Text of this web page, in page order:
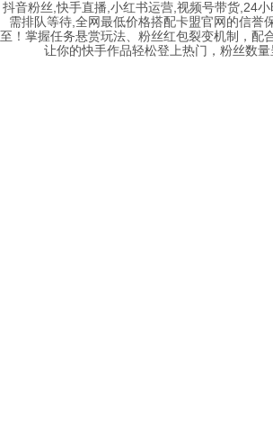
抖音粉丝,快手直播,小红书运营,视频号带货,24
需排队等待,全网最低价格搭配卡盟官网的信誉
至！掌握任务悬赏玩法、粉丝红包裂变机制，配
让你的快手作品轻松登上热门，粉丝数量